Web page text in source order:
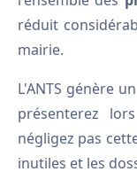
réduit
mairie.
L'ANTS génère
présenterez
négligez pas
inutiles et les